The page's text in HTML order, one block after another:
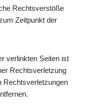
Rechtsverstöße
Zeitpunkt der
verlinkten Seiten ist
Rechtsverletzung
Rechtsverletzungen